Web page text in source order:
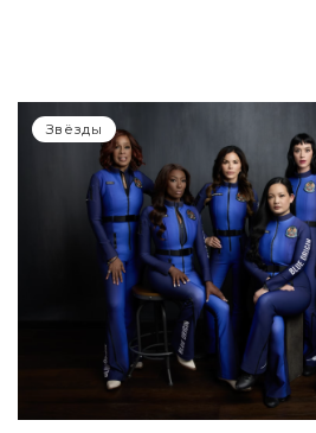
Звёзды